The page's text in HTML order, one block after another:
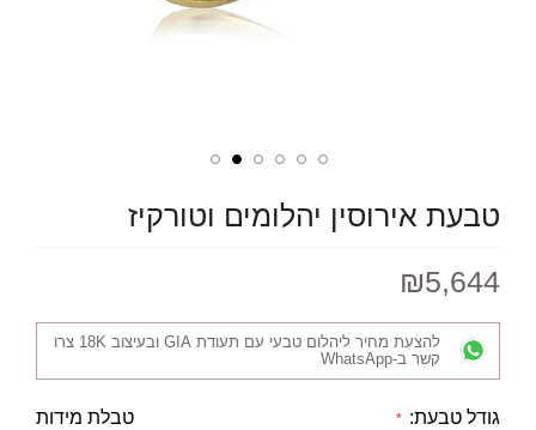
טבעת אירוסין יהלומים וטורקיז
₪5,644
להצעת מחיר ליהלום טבעי עם תעודת GIA ובעיצוב 18K צרו
קשר ב-WhatsApp
טבלת מידות גודל טבעת: